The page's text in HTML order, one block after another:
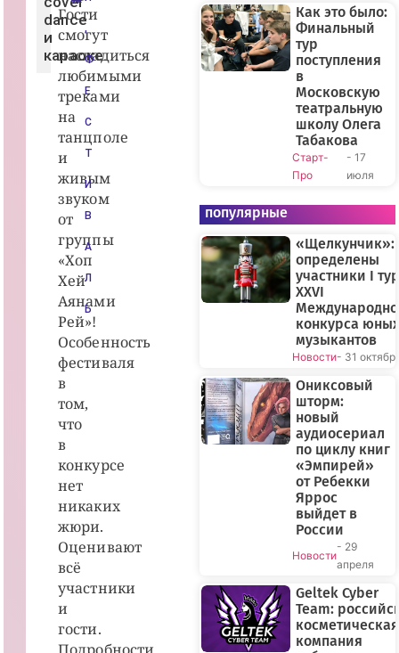
dance
и
караоке.
Гости
смогут
насладиться
любимыми
треками
на
танцполе
и
живым
звуком
от
группы
«Хоп
Хей
Аянами
Рей»!
Особенность
фестиваля
в
том,
что
в
конкурсе
нет
никаких
жюри.
Оценивают
всё
участники
и
гости.
,
Ф
Е
С
Т
И
В
А
Л
Ь
Как это было:
Финальный
тур
поступления
в
Московскую
театральную
школу Олега
Табакова
Старт-
Про
- 17
июля
популярные
«Щелкунчик»:
определены
участники I
XXVI
конкурса юных
музыкантов
Новости- 31
Ониксовый
шторм:
новый
аудиосериал
по циклу книг
«Эмпирей»
от Ребекки
Яррос
выйдет в
России
Новости
- 29
апреля
Geltek Cyber
Team:
косметическая
компания